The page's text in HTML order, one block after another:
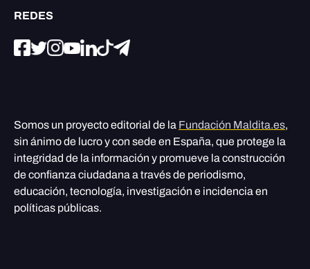
REDES
Somos un proyecto editorial de la Fundación Maldita.es,
sin ánimo de lucro y con sede en España, que protege la
integridad de la información y promueve la construcción
de confianza ciudadana a través de periodismo,
educación, tecnología, investigación e incidencia en
políticas públicas.